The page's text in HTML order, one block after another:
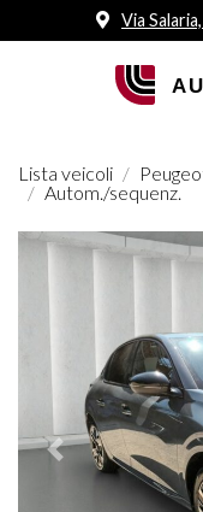
Via
Lista veicoli
Autom./sequenz.
Prededente